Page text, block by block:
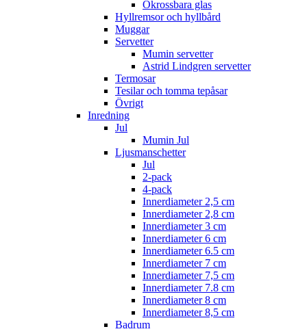
Okrossbara glas
Hyllremsor och hyllbård
Muggar
Servetter
Mumin servetter
Astrid Lindgren servetter
Termosar
Tesilar och tomma tepåsar
Övrigt
Inredning
Jul
Mumin Jul
Ljusmanschetter
Jul
2-pack
4-pack
Innerdiameter 2,5 cm
Innerdiameter 2,8 cm
Innerdiameter 3 cm
Innerdiameter 6 cm
Innerdiameter 6.5 cm
Innerdiameter 7 cm
Innerdiameter 7,5 cm
Innerdiameter 7.8 cm
Innerdiameter 8 cm
Innerdiameter 8,5 cm
Badrum